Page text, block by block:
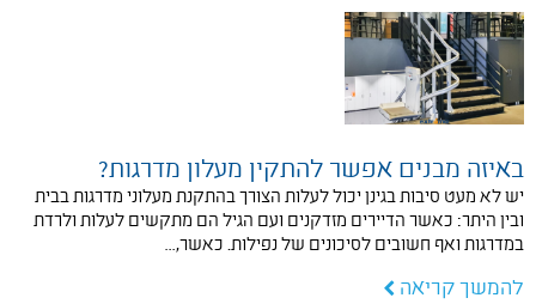
באיזה מבנים אפשר להתקין מעלון מדרגות?
יש לא מעט סיבות בגינן יכול לעלות הצורך בהתקנת מעלוני מדרגות בבית
ובין היתר: כאשר הדיירים מזדקנים ועם הגיל הם מתקשים לעלות ולרדת
במדרגות ואף חשובים לסיכונים של נפילות. כאשר,…
להמשך קריאה